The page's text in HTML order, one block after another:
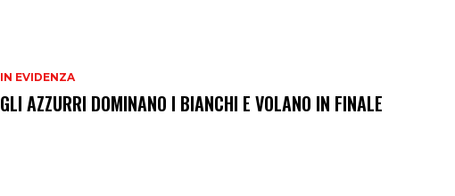
IN EVIDENZA
GLI AZZURRI DOMINANO I BIANCHI E VOLANO IN FINALE